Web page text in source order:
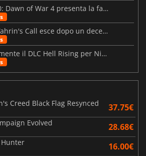
Warhammer 40.000: Dawn of War 4 presenta la fazione dei Necron
Forsaken Realms: Vahrin's Call esce dopo un decennio di sviluppo
Annunciato ufficialmente il DLC Hell Rising per Nioh 3
Creed Black Flag Resynced
37.75€
Evolved 28.68€
16.00€